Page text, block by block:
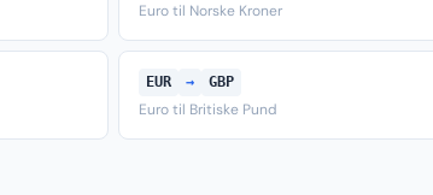
Euro til Norske Kroner
EUR → GBP
Euro til Britiske Pund